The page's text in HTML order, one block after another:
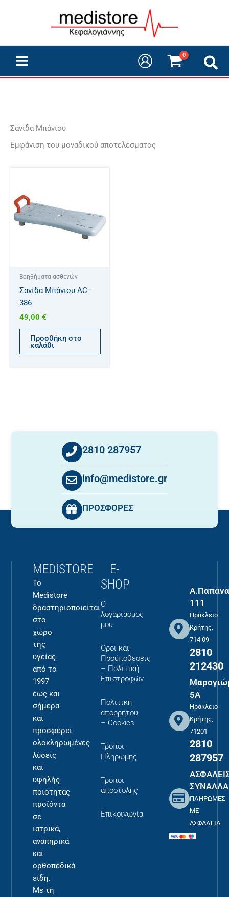
Σανίδα Μπάνιου
Εμφάνιση του μοναδικού αποτελέσματος
Βοηθήματα ασθενών
Σανίδα Μπάνιου AC–
386
49,00 €
Προσθήκη στο
καλάθι
2810 287957
info@medistore.gr
ΠΡΟΣΦΟΡΕΣ
MEDISTORE
Το
Medistore
δραστηριοποιείται
στο
χώρο
της
υγείας
από το
1997
έως και
σήμερα
και
προσφέρει
ολοκληρωμένες
λύσεις
και
υψηλής
ποιότητας
προϊόντα
σε
ιατρικά,
αναπηρικά
και
ορθοπεδικά
είδη.
Με τη
E-
SHOP
Ο
λογαριασμός
μου
Όροι και
Προϋποθέσεις
– Πολιτική
Επιστροφών
Πολιτική
απορρήτου
– Cookies
Τρόποι
Πληρωμής
Τρόποι
αποστολής
Επικοινωνία
111
Ηράκλειο
Κρήτης,
714 09
2810
212430
5Α
Ηράκλειο
Κρήτης,
71201
2810
287957
ΠΛΗΡΩΜΕΣ
ΜΕ
ΑΣΦΑΛΕΙΑ